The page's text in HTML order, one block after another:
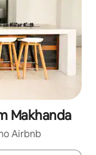
Makhanda
Airbnb